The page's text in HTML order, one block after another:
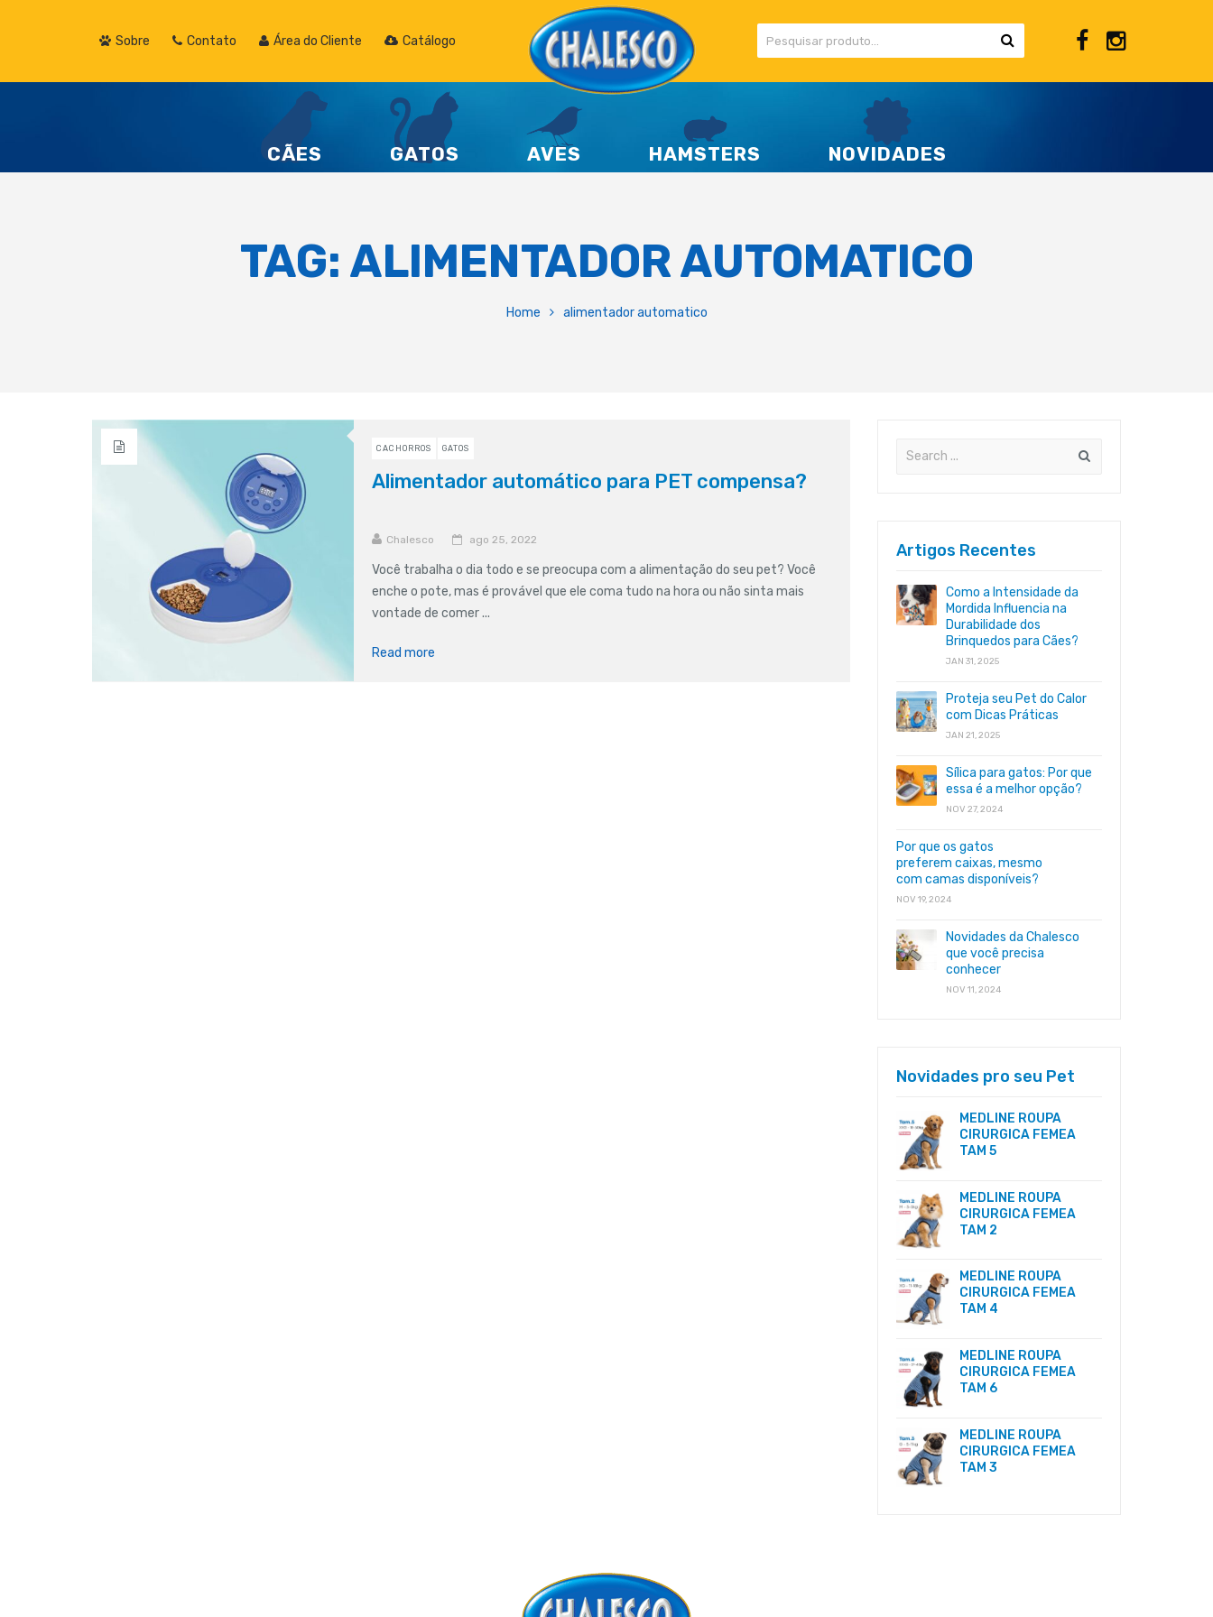
Sobre Contato Área do Cliente Catálogo
CÃES GATOS AVES HAMSTERS NOVIDADES
TAG: ALIMENTADOR AUTOMATICO
Home alimentador automatico
CACHORROS GATOS
Alimentador automático para PET compensa?
Chalesco ago 25, 2022
Você trabalha o dia todo e se preocupa com a alimentação do seu pet? Você
enche o pote, mas é provável que ele coma tudo na hora ou não sinta mais
vontade de comer ...
Read more
Artigos Recentes
Como a Intensidade da
Mordida Influencia na
Durabilidade dos
Brinquedos para Cães?
JAN 31, 2025
Proteja seu Pet do Calor
com Dicas Práticas
JAN 21, 2025
Sílica para gatos: Por que
essa é a melhor opção?
NOV 27, 2024
Por que os gatos
preferem caixas, mesmo
com camas disponíveis?
NOV 19, 2024
Novidades da Chalesco
que você precisa
conhecer
NOV 11, 2024
Novidades pro seu Pet
MEDLINE ROUPA
CIRURGICA FEMEA
TAM 5
MEDLINE ROUPA
CIRURGICA FEMEA
TAM 2
MEDLINE ROUPA
CIRURGICA FEMEA
TAM 4
MEDLINE ROUPA
CIRURGICA FEMEA
TAM 6
MEDLINE ROUPA
CIRURGICA FEMEA
TAM 3